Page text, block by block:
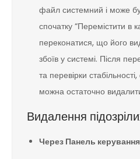
файл системний і може
спочатку “Перемістити в
переконатися, що його
збоїв у системі. Після
та перевірки
можна остаточно
Видалення
Через Панель